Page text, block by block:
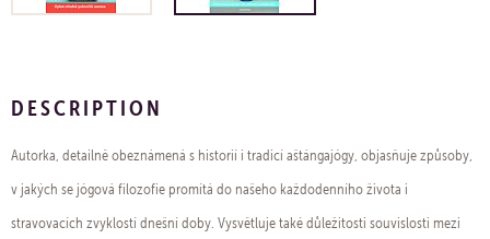
DESCRIPTION
Autorka, detailně obeznámená s historií i tradicí aštángajógy, objasňuje způsoby,
v jakých se jógová filozofie promítá do našeho každodenního života i
stravovacích zvyklostí dnešní doby. Vysvětluje také důležitosti souvislosti mezi